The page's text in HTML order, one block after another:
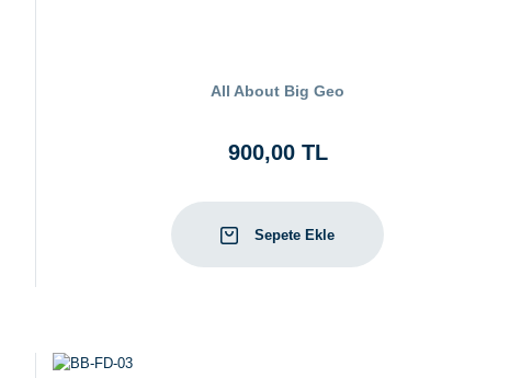
All About Big Geo
900,00 TL
Sepete Ekle